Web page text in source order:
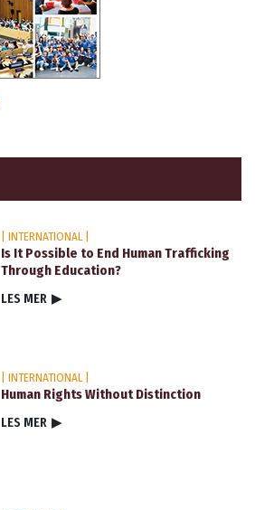
| INTERNATIONAL |
Is It Possible to End Human Trafficking
Through Education?
LES MER ▶
| INTERNATIONAL |
Human Rights Without Distinction
LES MER ▶